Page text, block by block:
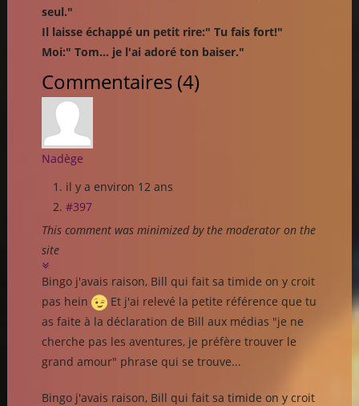
seul."
Il laisse échappé un petit rire:" Tu fais fort!"
Moi:" Tom... je l'ai adoré ton baiser."
Commentaires (4)
Nadège
il y a environ 12 ans
#397
This comment was minimized by the moderator on the
site
Bingo j'avais raison, Bill qui fait sa timide on y croit
pas hein
Et j'ai relevé la petite référence que tu
as faite à la déclaration de Bill aux médias "je ne
cherche pas les aventures, je préfère trouver le
grand amour" phrase qui se trouve...
Bingo j'avais raison, Bill qui fait sa timide on y croit